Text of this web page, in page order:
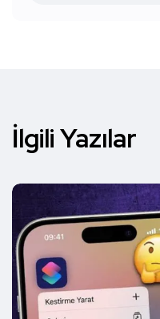
İlgili Yazılar